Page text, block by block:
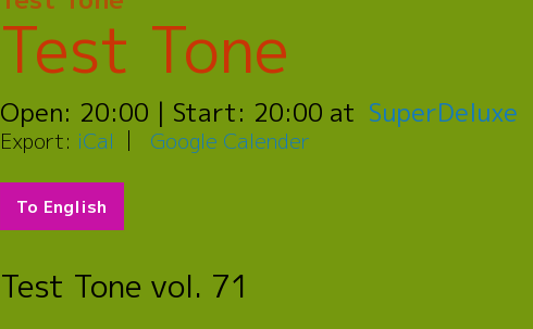
Test Tone
Open: 20:00 | Start: 20:00 SuperDeluxe
Export: iCal Google Calender
To English
Test Tone vol. 71